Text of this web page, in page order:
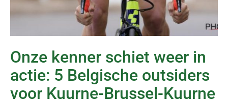
Onze kenner schiet weer in
actie: 5 Belgische outsiders
voor Kuurne-Brussel-Kuurne